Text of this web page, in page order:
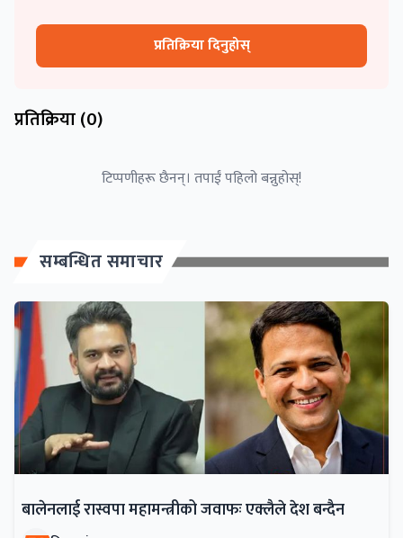
प्रतिक्रिया दिनुहोस्
प्रतिक्रिया (0)
टिप्पणीहरू छैनन्। तपाईं पहिलो बन्नुहोस्!
सम्बन्धित समाचार
बालेनलाई रास्वपा महामन्त्रीको जवाफः एक्लैले देश बन्दैन